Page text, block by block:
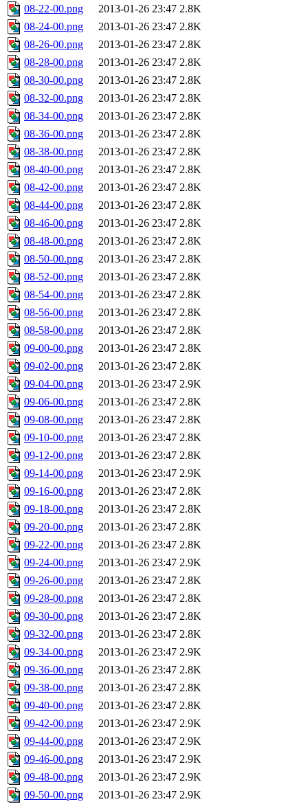
08-22-00.png 2013-01-26 23:47 2.8K
08-24-00.png
2013-01-26 23:47 2.8K
08-26-00.png
2013-01-26 23:47 2.8K
08-28-00.png
2013-01-26 23:47 2.8K
08-30-00.png
2013-01-26 23:47 2.8K
08-32-00.png
2013-01-26 23:47 2.8K
08-34-00.png
2013-01-26 23:47 2.8K
08-36-00.png
2013-01-26 23:47 2.8K
08-38-00.png
2013-01-26 23:47 2.8K
08-40-00.png
2013-01-26 23:47 2.8K
08-42-00.png
2013-01-26 23:47 2.8K
08-44-00.png
2013-01-26 23:47 2.8K
08-46-00.png
2013-01-26 23:47 2.8K
08-48-00.png
2013-01-26 23:47 2.8K
08-50-00.png
2013-01-26 23:47 2.8K
08-52-00.png
2013-01-26 23:47 2.8K
08-54-00.png
2013-01-26 23:47 2.8K
08-56-00.png
2013-01-26 23:47 2.8K
08-58-00.png
2013-01-26 23:47 2.8K
09-00-00.png
2013-01-26 23:47 2.8K
09-02-00.png
2013-01-26 23:47 2.8K
09-04-00.png
2013-01-26 23:47 2.9K
09-06-00.png
2013-01-26 23:47 2.8K
09-08-00.png
2013-01-26 23:47 2.8K
09-10-00.png
2013-01-26 23:47 2.8K
09-12-00.png
2013-01-26 23:47 2.8K
09-14-00.png
2013-01-26 23:47 2.9K
09-16-00.png
2013-01-26 23:47 2.8K
09-18-00.png
2013-01-26 23:47 2.8K
09-20-00.png
2013-01-26 23:47 2.8K
09-22-00.png
2013-01-26 23:47 2.8K
09-24-00.png
2013-01-26 23:47 2.9K
09-26-00.png
2013-01-26 23:47 2.8K
09-28-00.png
2013-01-26 23:47 2.8K
09-30-00.png
2013-01-26 23:47 2.8K
09-32-00.png
2013-01-26 23:47 2.8K
09-34-00.png
2013-01-26 23:47 2.9K
09-36-00.png
2013-01-26 23:47 2.8K
09-38-00.png
2013-01-26 23:47 2.8K
09-40-00.png
2013-01-26 23:47 2.8K
09-42-00.png
2013-01-26 23:47 2.9K
09-44-00.png
2013-01-26 23:47 2.9K
09-46-00.png
2013-01-26 23:47 2.9K
09-48-00.png
2013-01-26 23:47 2.9K
09-50-00.png
2013-01-26 23:47 2.9K